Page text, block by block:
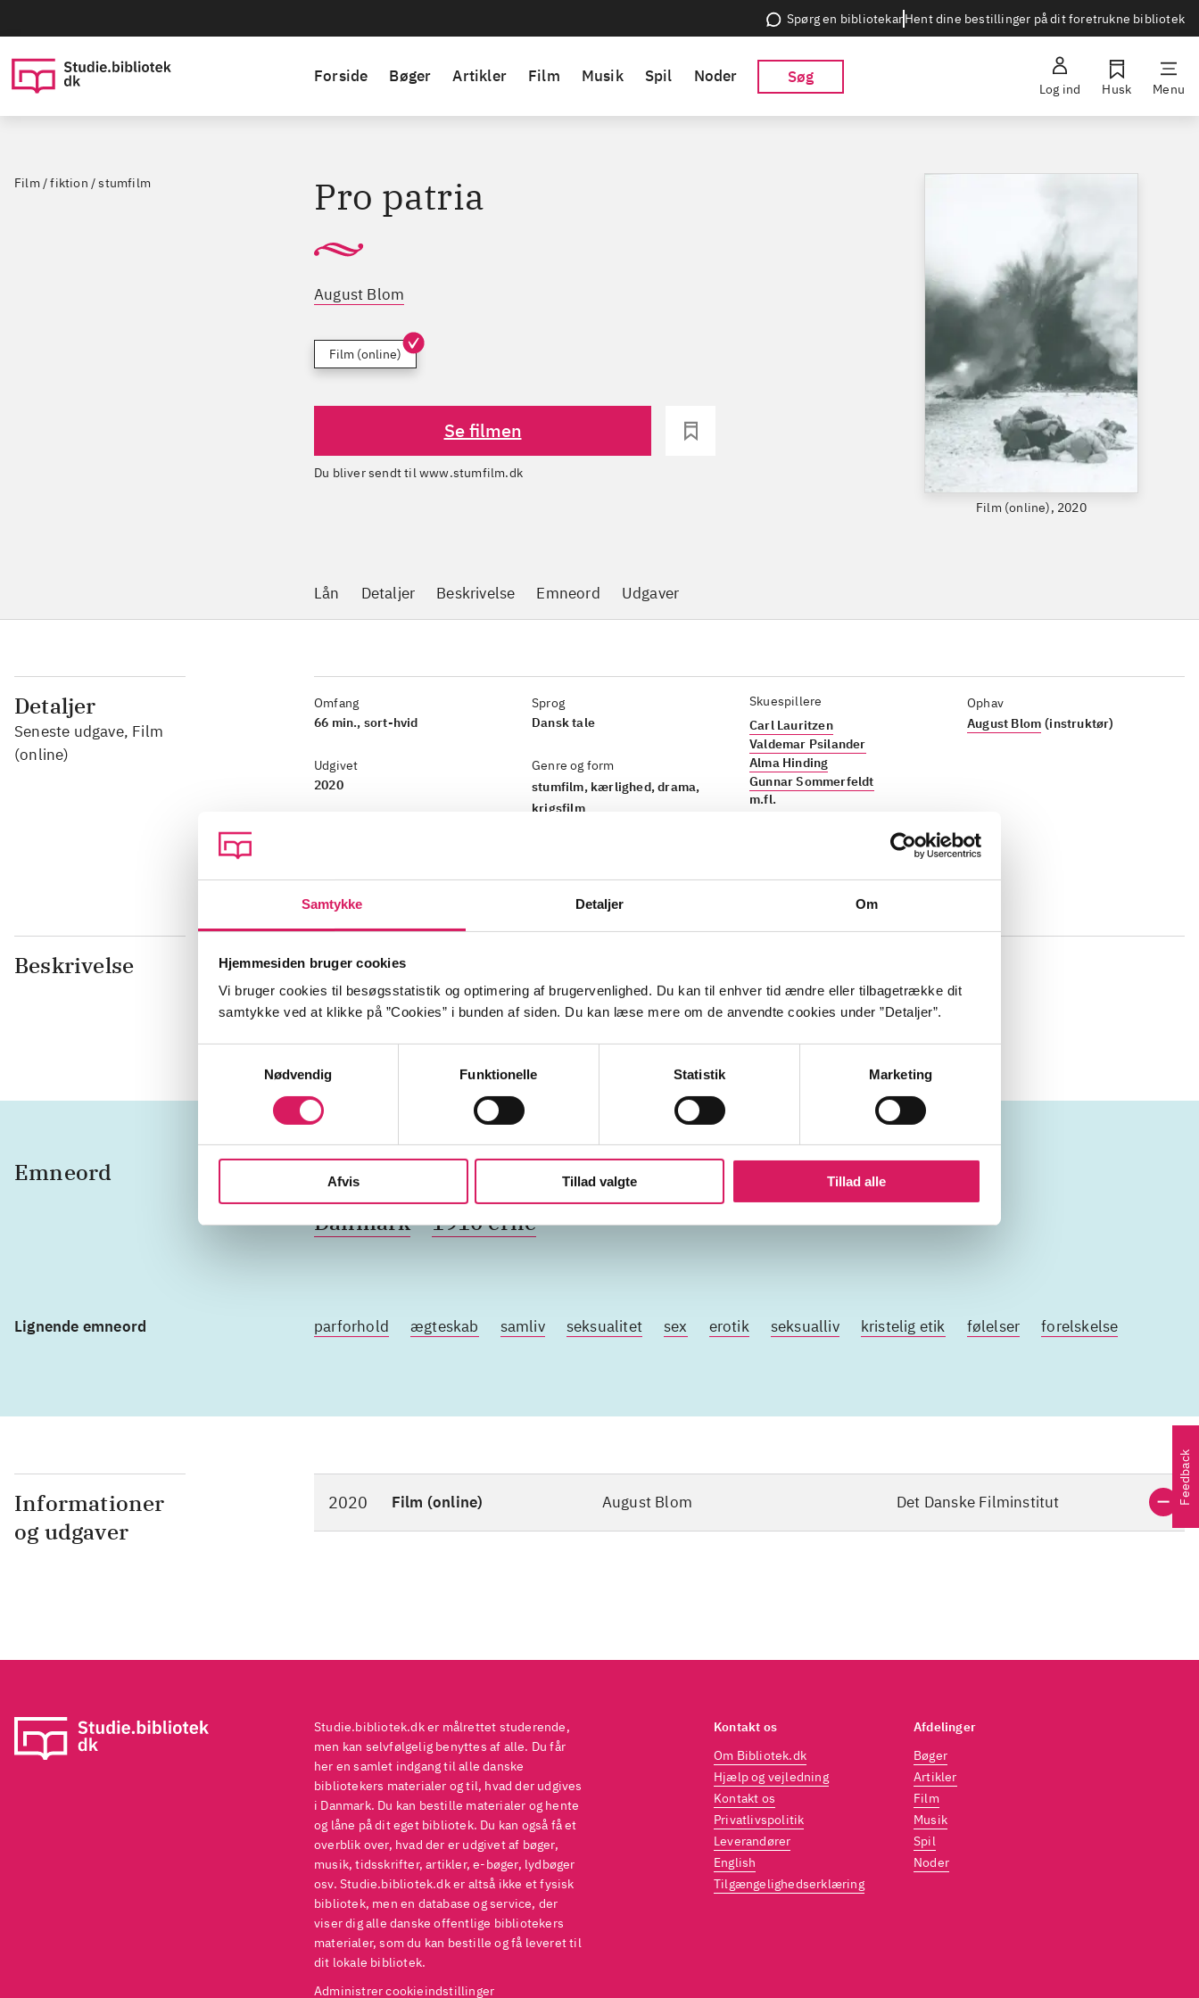
Samtykke Detaljer Om
Hjemmesiden bruger cookies
Vi bruger cookies til besøgsstatistik og optimering af brugervenlighed. Du kan til enhver tid ændre eller tilbagetrække dit
samtykke ved at klikke på ”Cookies” i bunden af siden. Du kan læse mere om de anvendte cookies under ”Detaljer”.
Nødvendig
Funktionelle Statistik Marketing
Afvis Tillad valgte Tillad alle
Spørg en bibliotekarHent dine bestillinger på dit foretrukne bibliotek
Forside Bøger Artikler Film Musik Spil Noder Søg
Log ind Husk Menu
Film / fiktion / stumfilm
Film (online), 2020
Pro patria
August Blom
Film (online)
Se filmen
Du bliver sendt til www.stumfilm.dk
Lån Detaljer Beskrivelse Emneord Udgaver
Detaljer
Seneste udgave, Film
(online)
Omfang
66 min., sort-hvid
Udgivet
2020
Sprog
Dansk tale
Genre og form
stumfilm, kærlighed, drama,
krigsfilm
Skuespillere
Carl Lauritzen
Valdemar Psilander
Alma Hinding
Gunnar Sommerfeldt
m.fl.
Ophav
August Blom (instruktør)
Beskrivelse
Som et lyn fra en klar himmel kommer krigserklæringen, og to ellers venskabelige
nabostater er nu fjendtlige magter. Midt i dette inferno - og på hver deres side -
står Elsa og Alexis, der må ophæve deres forlovelse. Vil de nogensinde kunne
Emneord
kærlighed
Danmark
1910'erne
Lignende emneord parforhold ægteskab samliv seksualitet sex erotik seksualliv kristelig etik følelser forelskelse
Informationer
og udgaver
2020 Film (online) August Blom Det Danske Filminstitut Feedback
Studie.bibliotek.dk er målrettet studerende,
men kan selvfølgelig benyttes af alle. Du får
her en samlet indgang til alle danske
bibliotekers materialer og til, hvad der udgives
i Danmark. Du kan bestille materialer og hente
og låne på dit eget bibliotek. Du kan også få et
overblik over, hvad der er udgivet af bøger,
musik, tidsskrifter, artikler, e-bøger, lydbøger
osv. Studie.bibliotek.dk er altså ikke et fysisk
bibliotek, men en database og service, der
viser dig alle danske offentlige bibliotekers
materialer, som du kan bestille og få leveret til
dit lokale bibliotek.
Administrer cookieindstillinger
Kontakt os
Om Bibliotek.dk
Hjælp og vejledning
Kontakt os
Privatlivspolitik
Leverandører
English
Tilgængelighedserklæring
Afdelinger
Bøger
Artikler
Film
Musik
Spil
Noder